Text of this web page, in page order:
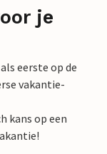
je
eerste op de
vakantie-
kans op een